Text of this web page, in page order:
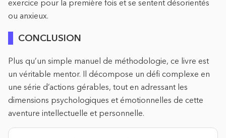
exercice pour la première fois et se sentent désorientés
ou anxieux.
CONCLUSION
Plus qu’un simple manuel de méthodologie, ce livre est
un véritable mentor. Il décompose un défi complexe en
une série d’actions gérables, tout en adressant les
dimensions psychologiques et émotionnelles de cette
aventure intellectuelle et personnelle.